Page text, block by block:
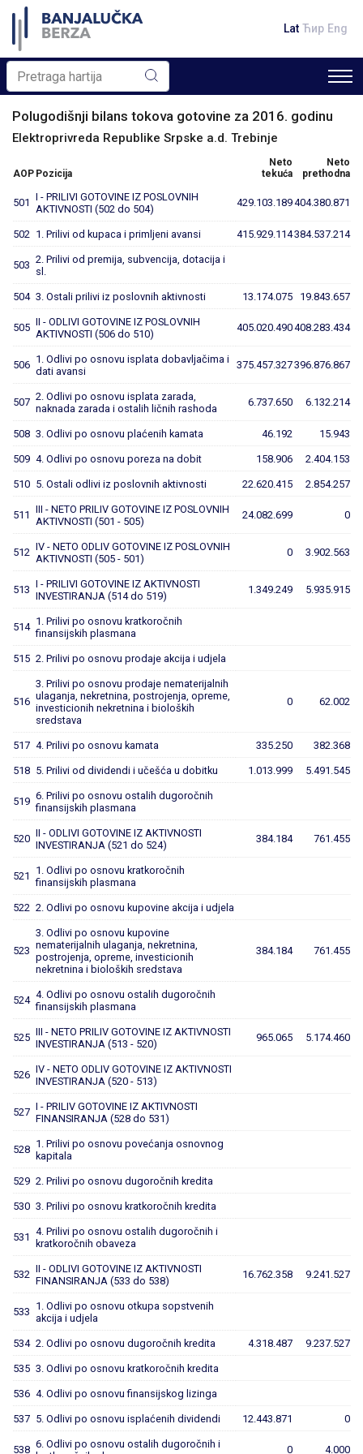
Lat Ћир Eng
Polugodišnji bilans tokova gotovine za 2016. godinu
Elektroprivreda Republike Srpske a.d. Trebinje
AOP Pozicija
Neto
tekuća
Neto
prethodna
501 I - PRILIVI GOTOVINE IZ POSLOVNIH
AKTIVNOSTI (502 do 504)
429.103.189404.380.871
502 1. Prilivi od kupaca i primljeni avansi 415.929.114384.537.214
503 2. Prilivi od premija, subvencija, dotacija i
sl.
504 3. Ostali prilivi iz poslovnih aktivnosti 13.174.075 19.843.657
505 II - ODLIVI GOTOVINE IZ POSLOVNIH
AKTIVNOSTI (506 do 510)
405.020.490408.283.434
506 1. Odlivi po osnovu isplata dobavljačima i
dati avansi
375.457.327396.876.867
507 2. Odlivi po osnovu isplata zarada,
naknada zarada i ostalih ličnih rashoda
6.737.650 6.132.214
508 3. Odlivi po osnovu plaćenih kamata 46.192 15.943
509 4. Odlivi po osnovu poreza na dobit 158.906 2.404.153
510 5. Ostali odlivi iz poslovnih aktivnosti 22.620.415 2.854.257
511 III - NETO PRILIV GOTOVINE IZ POSLOVNIH
AKTIVNOSTI (501 - 505)
24.082.699 0
512 IV - NETO ODLIV GOTOVINE IZ POSLOVNIH
AKTIVNOSTI (505 - 501)
0 3.902.563
513 I - PRILIVI GOTOVINE IZ AKTIVNOSTI
INVESTIRANJA (514 do 519)
1.349.249 5.935.915
514 1. Prilivi po osnovu kratkoročnih
finansijskih plasmana
515 2. Prilivi po osnovu prodaje akcija i udjela
516
3. Prilivi po osnovu prodaje nematerijalnih
ulaganja, nekretnina, postrojenja, opreme,
investicionih nekretnina i bioloških
sredstava
0 62.002
517 4. Prilivi po osnovu kamata 335.250 382.368
518 5. Prilivi od dividendi i učešća u dobitku 1.013.999 5.491.545
519 6. Prilivi po osnovu ostalih dugoročnih
finansijskih plasmana
520 II - ODLIVI GOTOVINE IZ AKTIVNOSTI
INVESTIRANJA (521 do 524)
384.184 761.455
521
1. Odlivi po osnovu kratkoročnih
finansijskih plasmana
522 2. Odlivi po osnovu kupovine akcija i udjela
523
3. Odlivi po osnovu kupovine
nematerijalnih ulaganja, nekretnina,
postrojenja, opreme, investicionih
nekretnina i bioloških sredstava
384.184 761.455
524 4. Odlivi po osnovu ostalih dugoročnih
finansijskih plasmana
525 III - NETO PRILIV GOTOVINE IZ AKTIVNOSTI
INVESTIRANJA (513 - 520)
965.065 5.174.460
526 IV - NETO ODLIV GOTOVINE IZ AKTIVNOSTI
INVESTIRANJA (520 - 513)
527 I - PRILIV GOTOVINE IZ AKTIVNOSTI
FINANSIRANJA (528 do 531)
528 1. Prilivi po osnovu povećanja osnovnog
kapitala
529 2. Prilivi po osnovu dugoročnih kredita
530 3. Prilivi po osnovu kratkoročnih kredita
531 4. Prilivi po osnovu ostalih dugoročnih i
kratkoročnih obaveza
532 II - ODLIVI GOTOVINE IZ AKTIVNOSTI
FINANSIRANJA (533 do 538)
16.762.358 9.241.527
533 1. Odlivi po osnovu otkupa sopstvenih
akcija i udjela
534 2. Odlivi po osnovu dugoročnih kredita 4.318.487 9.237.527
535 3. Odlivi po osnovu kratkoročnih kredita
536 4. Odlivi po osnovu finansijskog lizinga
537 5. Odlivi po osnovu isplaćenih dividendi 12.443.871 0
538 6. Odlivi po osnovu ostalih dugoročnih i
0 4.000